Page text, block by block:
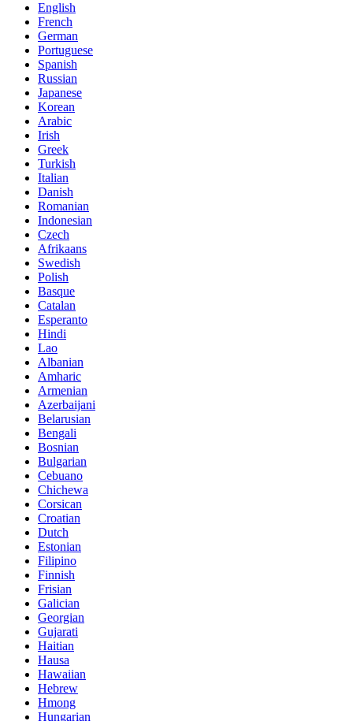
English
French
German
Portuguese
Spanish
Russian
Japanese
Korean
Arabic
Irish
Greek
Turkish
Italian
Danish
Romanian
Indonesian
Czech
Afrikaans
Swedish
Polish
Basque
Catalan
Esperanto
Hindi
Lao
Albanian
Amharic
Armenian
Azerbaijani
Belarusian
Bengali
Bosnian
Bulgarian
Cebuano
Chichewa
Corsican
Croatian
Dutch
Estonian
Filipino
Finnish
Frisian
Galician
Georgian
Gujarati
Haitian
Hausa
Hawaiian
Hebrew
Hmong
Hungarian